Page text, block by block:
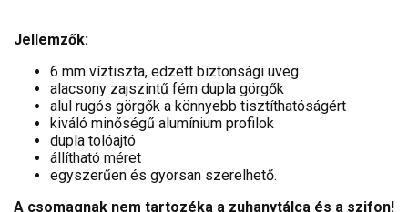
Jellemzők:
6 mm víztiszta, edzett biztonsági üveg
alacsony zajszintű fém dupla görgők
alul rugós görgők a könnyebb tisztíthatóságért
kiváló minőségű alumínium profilok
dupla tolóajtó
állítható méret
egyszerűen és gyorsan szerelhető.
A csomagnak nem tartozéka a zuhanytálca és a szifon!